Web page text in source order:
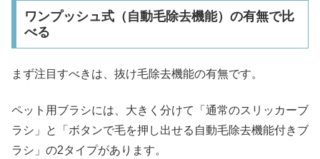
ワンプッシュ式（自動毛除去機能）の有無で比
べる
まず注目すべきは、抜け毛除去機能の有無です。
ペット用ブラシには、大きく分けて「通常のスリッカーブ
ラシ」と「ボタンで毛を押し出せる自動毛除去機能付きブ
ラシ」の2タイプがあります。